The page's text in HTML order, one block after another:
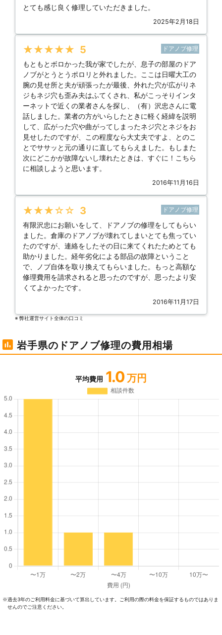
とても感じ良く修理していただきました。
2025年2月18日
★★★★★ 5 ドアノブ修理
もともとボロかった我が家でしたが、息子の部屋のドア
ノブがとうとうポロリと外れました。ここは日曜大工の
腕の見せ所と夫が頑張ったが最後、外れた穴が広がりネ
ジもネジ穴も歪み夫はふてくされ、私がこっそりインタ
ーネットで近くの業者さんを探し、（有）沢忠さんに電
話しました。業者の方がいらしたときに軽く経緯を説明
して、広がった穴や曲がってしまったネジ穴とネジをお
見せしたのですが、この程度なら大丈夫ですよ、とのこ
とでササッと元の通りに直してもらえました。もしまた
次にどこかが故障ないし壊れたときは、すぐに！こちら
に相談しようと思います。
2016年11月16日
★★★★★ 3 ドアノブ修理
有限沢忠にお願いをして、ドアノブの修理をしてもらい
ました。倉庫のドアノブが壊れてしまいとても焦ってい
たのですが、連絡をしたその日に来てくれたためとても
助かりました。経年劣化による部品の故障ということ
で、ノブ自体を取り換えてもらいました。もっと高額な
修理費用を請求されると思ったのですが、思ったより安
くてよかったです。
2016年11月17日
※ 弊社運営サイト全体の⼝コミ
岩手県のドアノブ修理の費用相場
平均費用 1.0 万円
※過去3年のご利⽤料⾦に基づいて算出しています。ご利⽤の際の料⾦を保証するものではありま
せんのでご注意ください。